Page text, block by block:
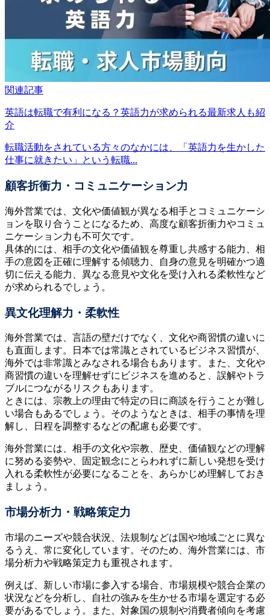
関連記事
英語は転職で有利になる？英語力が求められる最新求人も紹
介
転職活動をされている方々のなかには、「英語力を生かした
仕事に就きたい」という転職...
顧客折衝力・コミュニケーション力
海外営業では、文化や価値観が異なる相手とコミュニケーシ
ョンを取り合うことになるため、高度な顧客折衝力やコミュ
ニケーション力も不可欠です。
具体的には、相手の文化や価値観を尊重し共感する能力、相
手の意図を正確に理解する傾聴力、自身の意見を明確かつ適
切に伝える能力、異なる意見や文化を受け入れる柔軟性など
が求められるでしょう。
異文化理解力・柔軟性
海外営業では、言語の壁だけでなく、文化や商習慣の違いに
も直面します。日本では常識とされているビジネス習慣が、
海外では非常識とみなされる場合もあります。また、文化や
商習慣の違いを理解せずにビジネスを進めると、誤解やトラ
ブルにつながるリスクもあります。
ときには、宗教上の理由で特定の日に商談を行うことが難し
い場合もあるでしょう。そのようなときは、相手の事情を理
解し、日程を調整するなどの配慮も必要です。
海外営業には、相手の文化や宗教、歴史、価値観などの理解
に努める姿勢や、固定観念にとらわれずに新しい発想を受け
入れる柔軟性が必要になることを、あらかじめ理解しておき
ましょう。
市場分析力・戦略策定力
市場のニーズや競合状況、法規制などは国や地域ごとに異な
るうえ、常に変化しています。そのため、海外営業には、市
場分析力や戦略策定力も重視されます。
例えば、新しい市場に参入する場合、市場規模や競合企業の
状況などを分析し、自社の強みを生かせる市場を選定する必
要があるでしょう。また、対象国の規制や消費者傾向を考慮